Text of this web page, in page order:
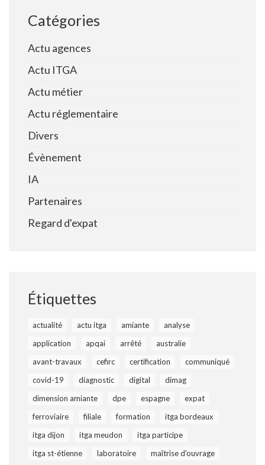
Catégories
Actu agences
Actu ITGA
Actu métier
Actu réglementaire
Divers
Évènement
IA
Partenaires
Regard d'expat
Étiquettes
actualité actu itga amiante
analyse
application
apqai arrêté
australie
avant-travaux
cefirc certification
communiqué
covid-19
diagnostic digital
dimag
dimension amiante
dpe espagne
expat
ferroviaire
filiale formation
itga bordeaux
itga dijon
itga meudon
itga participe
itga st-étienne
laboratoire
maîtrise d'ouvrage